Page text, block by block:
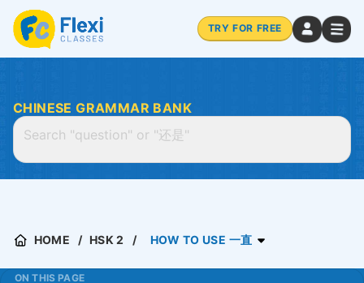
TRY FOR FREE
CHINESE GRAMMAR BANK
HOME HSK 2 HOW TO USE 一直
ON THIS PAGE